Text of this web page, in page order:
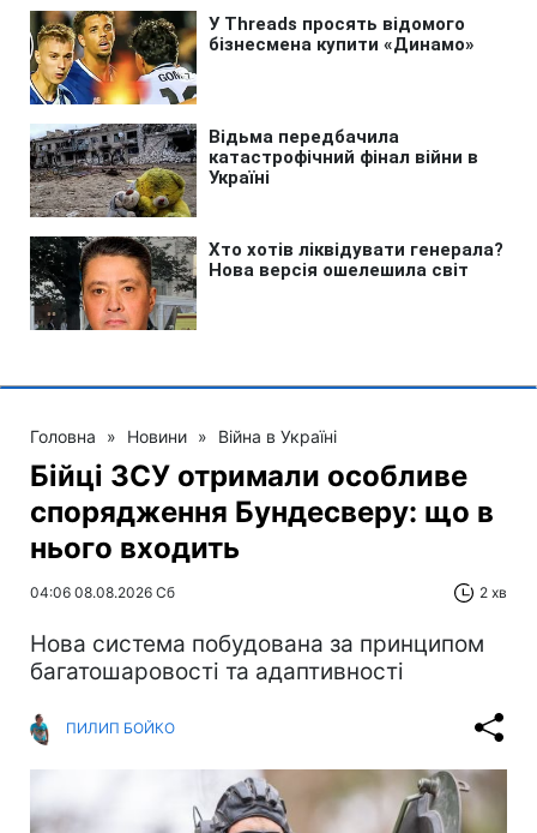
Головна » Новини » Війна в Україні
Бійці ЗСУ отримали особливе
спорядження Бундесверу: що в
нього входить
04:06 08.08.2026 Сб 2 хв
Нова система побудована за принципом
багатошаровості та адаптивності
ПИЛИП БОЙКО